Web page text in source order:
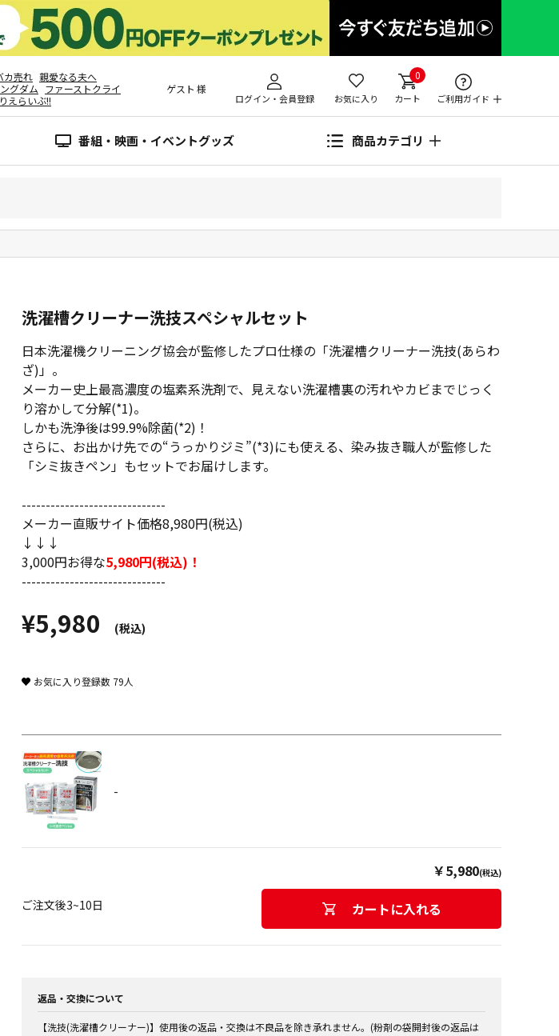
カ売れ 親愛なる夫へ
グダム ファーストクライ
えらいぶ!!
ゲスト 様
ログイン・会員登録 お気に入り
0
カート ご利用ガイド
番組・映画・イベントグッズ 商品カテゴリ
洗濯槽クリーナー洗技スペシャルセット
日本洗濯機クリーニング協会が監修したプロ仕様の「洗濯槽クリーナー洗技(あらわ
ざ)」。
メーカー史上最高濃度の塩素系洗剤で、見えない洗濯槽裏の汚れやカビまでじっく
り溶かして分解(*1)。
しかも洗浄後は99.9%除菌(*2)！
さらに、お出かけ先での“うっかりジミ”(*3)にも使える、染み抜き職人が監修した
「シミ抜きペン」もセットでお届けします。
------------------------------
メーカー直販サイト価格8,980円(税込)
↓↓↓
3,000円お得な5,980円(税込)！
------------------------------
¥5,980 (税込)
お気に入り登録数 79人
-
￥5,980(税込)
ご注文後3~10日 カートに入れる
返品・交換について
【洗技(洗濯槽クリーナー)】使用後の返品・交換は不良品を除き承れません。(粉剤の袋開封後の返品は